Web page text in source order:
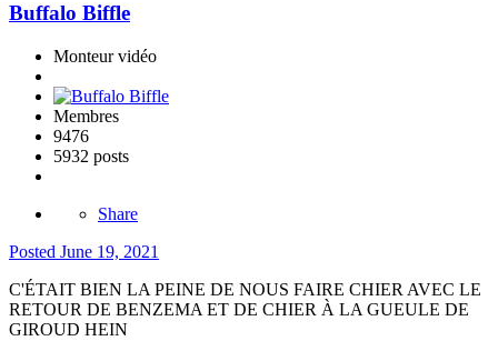
Buffalo Biffle
Monteur vidéo
Membres
9476
5932 posts
Share
Posted June 19, 2021
C'ÉTAIT BIEN LA PEINE DE NOUS FAIRE CHIER AVEC LE
RETOUR DE BENZEMA ET DE CHIER À LA GUEULE DE
GIROUD HEIN